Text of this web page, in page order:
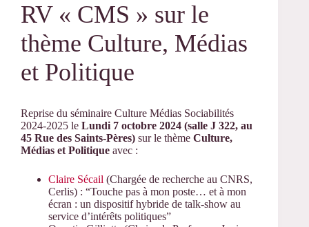
RV « CMS » sur le
thème Culture, Médias
et Politique
Reprise du séminaire Culture Médias Sociabilités
2024-2025 le Lundi 7 octobre 2024 (salle J 322, au
45 Rue des Saints-Pères) sur le thème Culture,
Médias et Politique avec :
Claire Sécail (Chargée de recherche au CNRS,
Cerlis) : “Touche pas à mon poste… et à mon
écran : un dispositif hybride de talk-show au
service d’intérêts politiques”